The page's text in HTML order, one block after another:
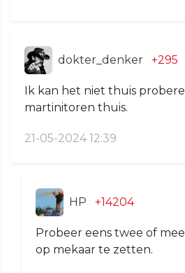
dokter_denker +295
Ik kan het niet thuis
martinitoren thuis.
21-05-2024 12:39
HP +14204
Probeer eens twee of
op mekaar te zetten.